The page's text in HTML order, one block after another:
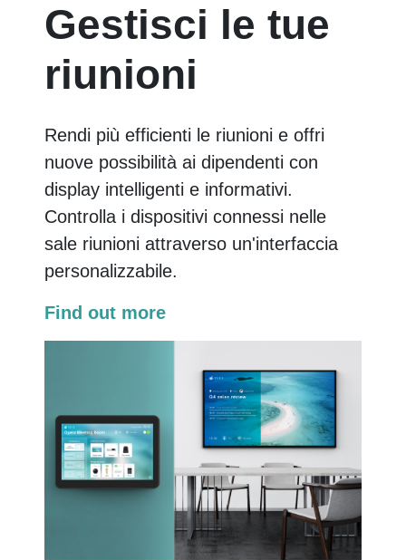
Gestisci le tue
riunioni
Rendi più efficienti le riunioni e offri
nuove possibilità ai dipendenti con
display intelligenti e informativi.
Controlla i dispositivi connessi nelle
sale riunioni attraverso un'interfaccia
personalizzabile.
Find out more